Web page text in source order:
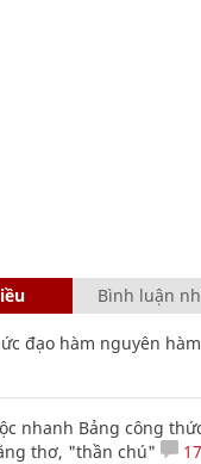
Bình luận
đạo hàm nguyên
nhanh Bảng công
thơ, "thần chú"
17